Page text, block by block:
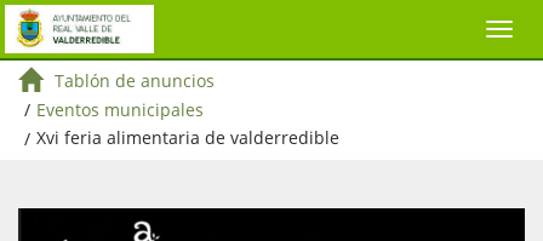
Tablón de anuncios
/ Eventos municipales
/ Xvi feria alimentaria de valderredible